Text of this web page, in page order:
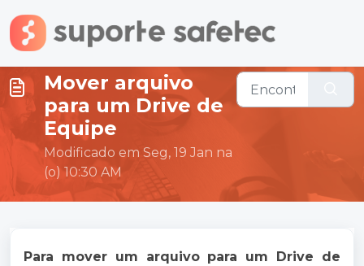
Ir para o conteúdo principal
Mover arquivo
para um Drive de
Equipe
Modificado em Seg, 19 Jan na
(o) 10:30 AM
Para mover um arquivo para um Drive de